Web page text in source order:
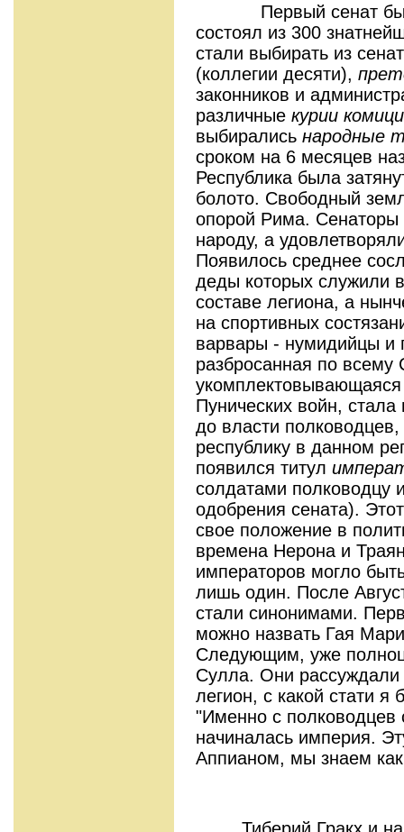
Первый сенат был
состоял из 300
стали выбирать из
(коллегии десяти),
законников и
различные курии
выбирались народные
сроком на 6 месяцев
Республика была
болото. Свободный
опорой Рима. Сенаторы
народу, а
Появилось среднее
деды которых служили
составе легиона, а
на спортивных
варвары - нумидийцы
разбросанная по
Пунических войн,
до власти
республику в данном
появился титул
солдатами
одобрения сената).
свое положение в
времена Нерона и
императоров могло
лишь один. После
стали синонимами.
можно назвать Гая
Следующим, уже
Сулла. Они рассуждали
легион, с какой стати я
"Именно с полководцев
начиналась империя.
Аппианом, мы знаем